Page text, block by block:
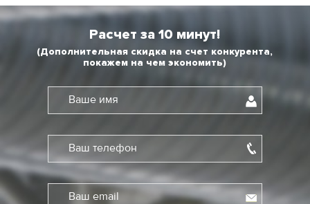
Расчет за 10 минут!
(Дополнительная скидка на счет конкурента,
покажем на чем экономить)
Ваше имя
Ваш телефон
Ваш email